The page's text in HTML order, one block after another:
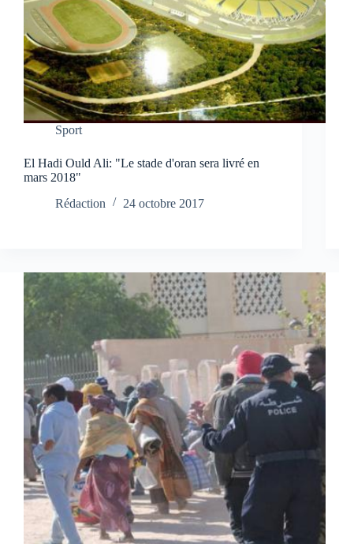
Sport
El Hadi Ould Ali: "Le stade d'oran sera livré en
mars 2018"
Rédaction
24 octobre 2017